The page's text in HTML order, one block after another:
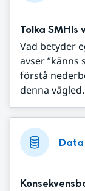
Tolka
Vad betyder
avser ”känns
förstå
denna
Data